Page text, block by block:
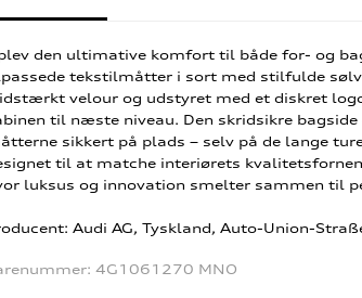
den ultimative komfort til både for- og
tekstilmåtter i sort med stilfulde
velour og udstyret med et diskret
til næste niveau. Den skridsikre
sikkert på plads – selv på de lange
til at matche interiørets
luksus og innovation smelter sammen til
Audi AG, Tyskland, Auto-Union-
4G1061270 MNO